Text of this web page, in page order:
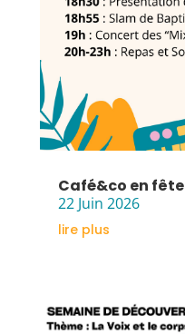
Café&co en fête
22 Juin 2026
lire plus